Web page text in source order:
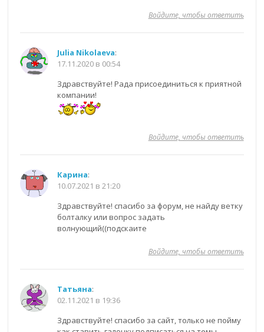
Войдите, чтобы ответить
Julia Nikolaeva:
17.11.2020 в 00:54
Здравствуйте! Рада присоединиться к приятной
компании!
Войдите, чтобы ответить
Карина:
10.07.2021 в 21:20
Здравствуйте! спасибо за форум, не найду ветку
болталку или вопрос задать
волнующий((подскаите
Войдите, чтобы ответить
Татьяна:
02.11.2021 в 19:36
Здравствуйте! спасибо за сайт, только не пойму